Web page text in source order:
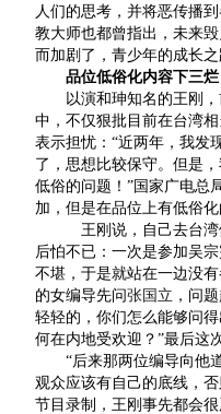
人们的思考，并将恶传播
教大师也都曾指出，未来
而加剧了，青少年的成长
品位低俗化内容下三烂
以演和珅知名的王刚，
中，不仅狠批目前在台湾
表示担忧：“近两年，我发
了，思想比较保守。但是
低俗的问题！”国家广电总
加，但是在品位上有低俗化
王刚说，自己去台湾做
后怕不已：一次是参加吴
不堪，于是就站在一边没
的女编导先问张国立 ，问
轻轻的，你们怎么能够问
何在内地受欢迎？”最后这
“后来那两位编导向他道
观众应该有自己的底线，
节目录制，王刚事先都会